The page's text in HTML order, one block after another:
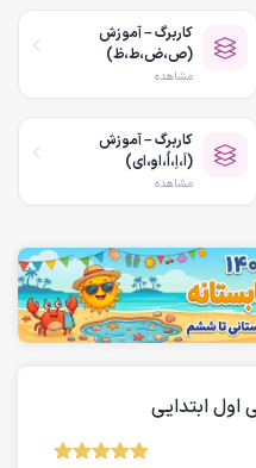
کاربرگ – آموزش
(ص،ض،ط،ظ)
مشاهده
کاربرگ – آموزش
(اَ،اِ،اُ،او،ای)
مشاهده
اول ابتدایی